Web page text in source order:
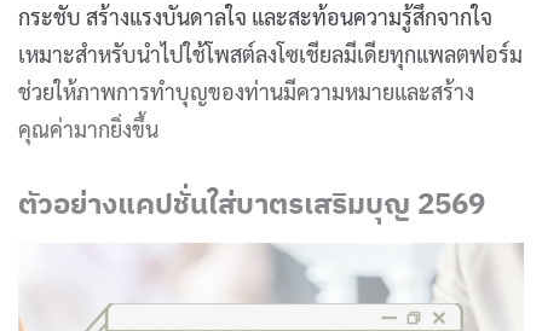
กระชับ สร้างแรงบันดาลใจ และสะท้อนความรู้สึกจากใจ
เหมาะสำหรับนำไปใช้โพสต์ลงโซเชียลมีเดียทุกแพลตฟอร์ม
ช่วยให้ภาพการทำบุญของท่านมีความหมายและสร้าง
คุณค่ามากยิ่งขึ้น
ตัวอย่างแคปชั่นใส่บาตรเสริมบุญ 2569